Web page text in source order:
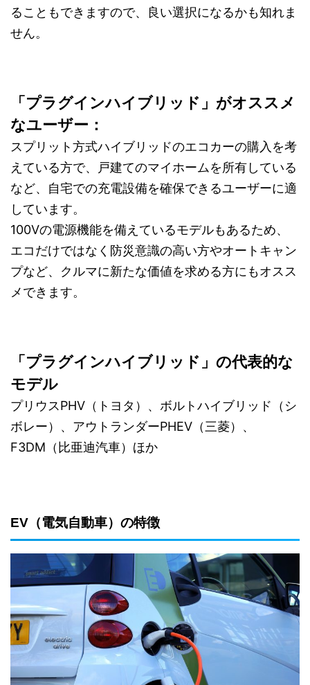
ることもできますので、良い選択になるかも知れま
せん。
「プラグインハイブリッド」がオススメ
なユーザー：
スプリット方式ハイブリッドのエコカーの購入を考
えている方で、戸建てのマイホームを所有している
など、自宅での充電設備を確保できるユーザーに適
しています。
100Vの電源機能を備えているモデルもあるため、
エコだけではなく防災意識の高い方やオートキャン
プなど、クルマに新たな価値を求める方にもオスス
メできます。
「プラグインハイブリッド」の代表的な
モデル
プリウスPHV（トヨタ）、ボルトハイブリッド（シ
ボレー）、アウトランダーPHEV（三菱）、
F3DM（比亜迪汽車）ほか
EV（電気自動車）の特徴